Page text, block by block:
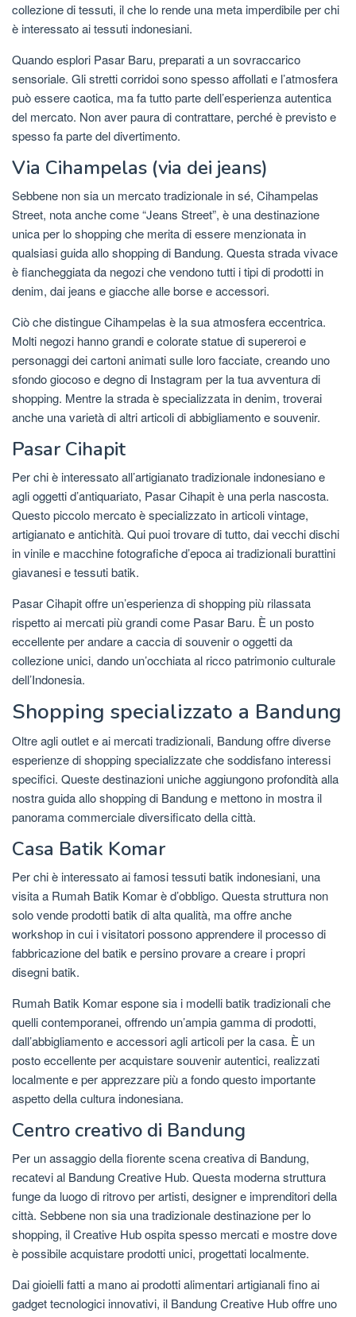
collezione di tessuti, il che lo rende una meta imperdibile per chi
è interessato ai tessuti indonesiani.
Quando esplori Pasar Baru, preparati a un sovraccarico
sensoriale. Gli stretti corridoi sono spesso affollati e l’atmosfera
può essere caotica, ma fa tutto parte dell’esperienza autentica
del mercato. Non aver paura di contrattare, perché è previsto e
spesso fa parte del divertimento.
Via Cihampelas (via dei jeans)
Sebbene non sia un mercato tradizionale in sé, Cihampelas
Street, nota anche come “Jeans Street”, è una destinazione
unica per lo shopping che merita di essere menzionata in
qualsiasi guida allo shopping di Bandung. Questa strada vivace
è fiancheggiata da negozi che vendono tutti i tipi di prodotti in
denim, dai jeans e giacche alle borse e accessori.
Ciò che distingue Cihampelas è la sua atmosfera eccentrica.
Molti negozi hanno grandi e colorate statue di supereroi e
personaggi dei cartoni animati sulle loro facciate, creando uno
sfondo giocoso e degno di Instagram per la tua avventura di
shopping. Mentre la strada è specializzata in denim, troverai
anche una varietà di altri articoli di abbigliamento e souvenir.
Pasar Cihapit
Per chi è interessato all’artigianato tradizionale indonesiano e
agli oggetti d’antiquariato, Pasar Cihapit è una perla nascosta.
Questo piccolo mercato è specializzato in articoli vintage,
artigianato e antichità. Qui puoi trovare di tutto, dai vecchi dischi
in vinile e macchine fotografiche d’epoca ai tradizionali burattini
giavanesi e tessuti batik.
Pasar Cihapit offre un’esperienza di shopping più rilassata
rispetto ai mercati più grandi come Pasar Baru. È un posto
eccellente per andare a caccia di souvenir o oggetti da
collezione unici, dando un’occhiata al ricco patrimonio culturale
dell’Indonesia.
Shopping specializzato a Bandung
Oltre agli outlet e ai mercati tradizionali, Bandung offre diverse
esperienze di shopping specializzate che soddisfano interessi
specifici. Queste destinazioni uniche aggiungono profondità alla
nostra guida allo shopping di Bandung e mettono in mostra il
panorama commerciale diversificato della città.
Casa Batik Komar
Per chi è interessato ai famosi tessuti batik indonesiani, una
visita a Rumah Batik Komar è d’obbligo. Questa struttura non
solo vende prodotti batik di alta qualità, ma offre anche
workshop in cui i visitatori possono apprendere il processo di
fabbricazione del batik e persino provare a creare i propri
disegni batik.
Rumah Batik Komar espone sia i modelli batik tradizionali che
quelli contemporanei, offrendo un’ampia gamma di prodotti,
dall’abbigliamento e accessori agli articoli per la casa. È un
posto eccellente per acquistare souvenir autentici, realizzati
localmente e per apprezzare più a fondo questo importante
aspetto della cultura indonesiana.
Centro creativo di Bandung
Per un assaggio della fiorente scena creativa di Bandung,
recatevi al Bandung Creative Hub. Questa moderna struttura
funge da luogo di ritrovo per artisti, designer e imprenditori della
città. Sebbene non sia una tradizionale destinazione per lo
shopping, il Creative Hub ospita spesso mercati e mostre dove
è possibile acquistare prodotti unici, progettati localmente.
Dai gioielli fatti a mano ai prodotti alimentari artigianali fino ai
gadget tecnologici innovativi, il Bandung Creative Hub offre uno